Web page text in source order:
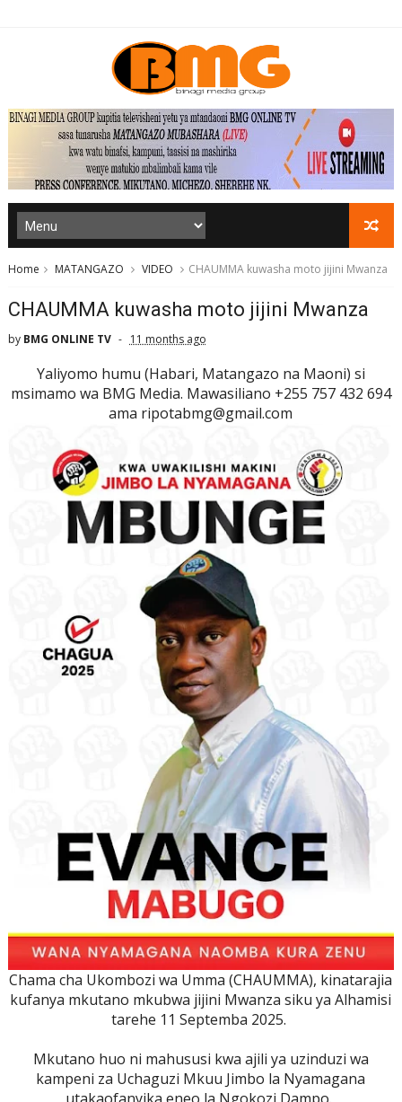
Home MATANGAZO VIDEO CHAUMMA kuwasha moto jijini Mwanza
CHAUMMA kuwasha moto jijini Mwanza
by BMG ONLINE TV 11 months ago
Yaliyomo humu (Habari, Matangazo na Maoni) si
msimamo wa BMG Media. Mawasiliano +255 757 432 694
ama ripotabmg@gmail.com
Chama cha Ukombozi wa Umma (CHAUMMA), kinatarajia
kufanya mkutano mkubwa jijini Mwanza siku ya Alhamisi
tarehe 11 Septemba 2025.
Mkutano huo ni mahususi kwa ajili ya uzinduzi wa
kampeni za Uchaguzi Mkuu Jimbo la Nyamagana